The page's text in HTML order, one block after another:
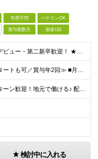
学歴不問 ベテランOK
賞与複数月 面接1回
★未経験・社会人デビュー・第二新卒歓迎！ ★フリーターやブランクのある方も大歓迎！ ★20～40代幅広く活躍中 ■学歴不問 ＼こんな方にピッタリ／ --------------------- □ 正
≪月給27.7万円スタートも可／賞与年2回≫ ■月給21万円～27.7万円＋各種手当＋賞与年2回 ※給与は勤務地に応じて変更します ※年齢や経験・スキルなどを考慮して決定します ※時間外手当は全額支給
★転勤なし／U・Iターン歓迎！地元で働ける♪ 配属先：東京・神奈川・千葉・長野・石川・大阪・福岡・札幌・愛知・広島にある『NTTドコモ』グループ 《勤務地一覧》 ■東京 ・東京都新宿区新宿4-1-6
検討中に入れる